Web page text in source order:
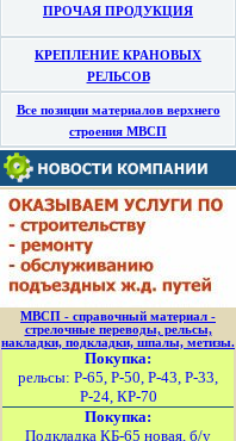
ПРОЧАЯ ПРОДУКЦИЯ
КРЕПЛЕНИЕ КРАНОВЫХ
РЕЛЬСОВ
Все позиции материалов верхнего
строения МВСП
МВСП - справочный материал -
стрелочные переводы, рельсы,
накладки, подкладки, шпалы, метизы.
Покупка:
рельсы: Р-65, Р-50, Р-43, Р-33,
Р-24, КР-70
Покупка:
Подкладка КБ-65 новая, б/у